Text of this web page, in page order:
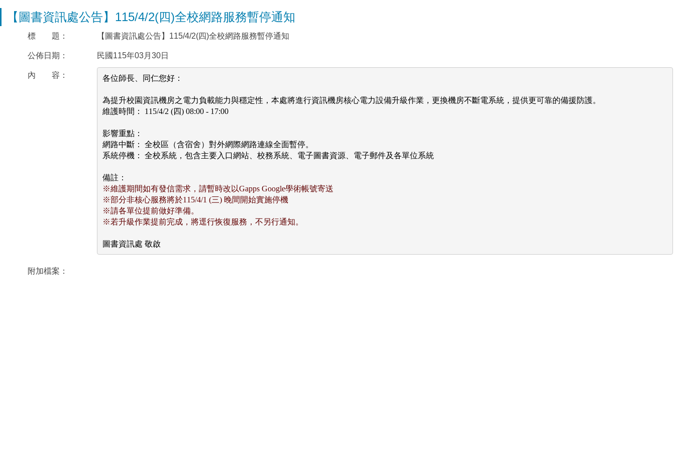
【圖書資訊處公告】115/4/2(四)全校網路服務暫停通知
標 題： 【圖書資訊處公告】115/4/2(四)全校網路服務暫停通知
公佈日期： 民國115年03月30日
內 容： 各位師長、同仁您好：
為提升校園資訊機房之電力負載能力與穩定性，本處將進行資訊機房核心電力設備升級作業，更換機房不斷電系統，提供更可靠的備援防護。
維護時間： 115/4/2 (四) 08:00 - 17:00
影響重點：
網路中斷： 全校區（含宿舍）對外網際網路連線全面暫停。
系統停機： 全校系統，包含主要入口網站、校務系統、電子圖書資源、電子郵件及各單位系統
※維護期間如有發信需求，請暫時改以Gapps Google學術帳號寄送
※部分非核心服務將於115/4/1 (三) 晚間開始實施停機
※請各單位提前做好準備。
※若升級作業提前完成，將逕行恢復服務，不另行通知。
圖書資訊處 敬啟
附加檔案：